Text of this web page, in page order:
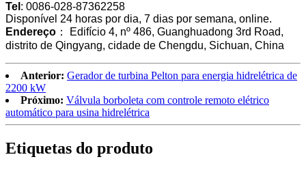
Tel : 0086-028-87362258
Disponível 24 horas por dia, 7 dias por semana, online.
Endereço ： Edifício 4, nº 486, Guanghuadong 3rd Road,
distrito de Qingyang, cidade de Chengdu, Sichuan, China
Anterior: Gerador de turbina Pelton para energia hidrelétrica de
2200 kW
Próximo: Válvula borboleta com controle remoto elétrico
automático para usina hidrelétrica
Etiquetas do produto